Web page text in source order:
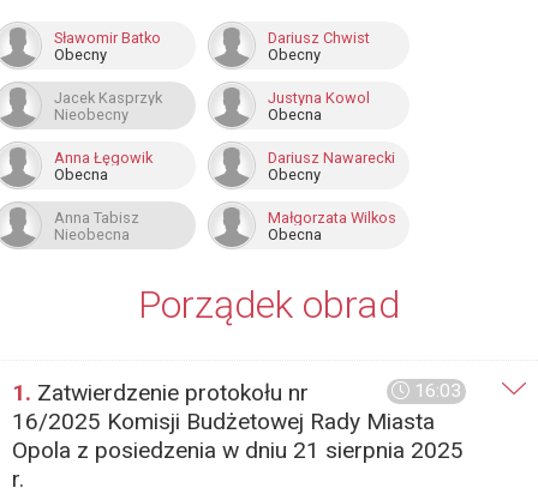
Sławomir Batko
Obecny
Dariusz Chwist
Obecny
Jacek Kasprzyk
Nieobecny
Justyna Kowol
Obecna
Anna Łęgowik
Obecna
Dariusz Nawarecki
Obecny
Anna Tabisz
Nieobecna
Małgorzata Wilkos
Obecna
Porządek obrad
16:03
1. Zatwierdzenie protokołu nr
16/2025 Komisji Budżetowej Rady Miasta
Opola z posiedzenia w dniu 21 sierpnia 2025
r.